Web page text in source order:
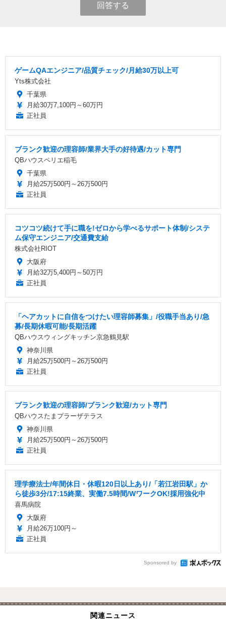
回答する
ゲームQAエンジニア/品質チェック/月給30万以上可
Yts株式会社
千葉県
月給30万7,100円～60万円
正社員
ブランク歓迎の理容師/業界大手の好待遇/カット専門
QBハウスペリエ稲毛
千葉県
月給25万500円～26万500円
正社員
コツコツ続けて手に職を!ゼロから学べるサポート体制/システ
ム保守エンジニア/交通費支給
株式会社RIOT
大阪府
月給32万5,400円～50万円
正社員
「ヘアカットに自信をつけたい理容師募集」/役職手当あり/急
募/長期休暇可能/長期活躍
QBハウスウィングキッチン京急鶴見駅
神奈川県
月給25万500円～26万500円
正社員
ブランク歓迎の理容師/ブランク歓迎/カット専門
QBハウスたまプラーザテラス
神奈川県
月給25万500円～26万500円
正社員
理学療法士/年間休日・休暇120日以上あり/「若江岩田駅」か
ら徒歩3分/17:15終業、実働7.5時間/WワークOK!採用強化中
喜馬病院
大阪府
月給26万100円～
正社員
Sponsored by
関連ニュース